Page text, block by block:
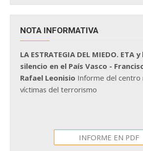
NOTA INFORMATIVA
LA ESTRATEGIA DEL MIEDO. ETA
silencio en el País Vasco -
Rafael Leonisio Informe del centro
víctimas del terrorismo
INFORME EN PDF